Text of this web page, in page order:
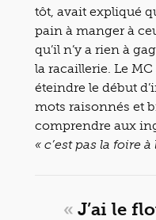
tôt, avait expliqué
pain à manger à
qu’il n’y a rien à
la racaillerie. Le
éteindre le début
mots raisonnés et
comprendre aux
« c’est pas la foire
« J’ai le